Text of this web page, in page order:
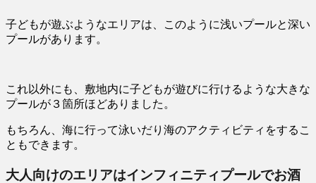
子どもが遊ぶようなエリアは、このように浅いプールと深い
プールがあります。
これ以外にも、敷地内に子どもが遊びに行けるような大きな
プールが３箇所ほどありました。
もちろん、海に行って泳いだり海のアクティビティをするこ
ともできます。
大人向けのエリアはインフィニティプールでお酒